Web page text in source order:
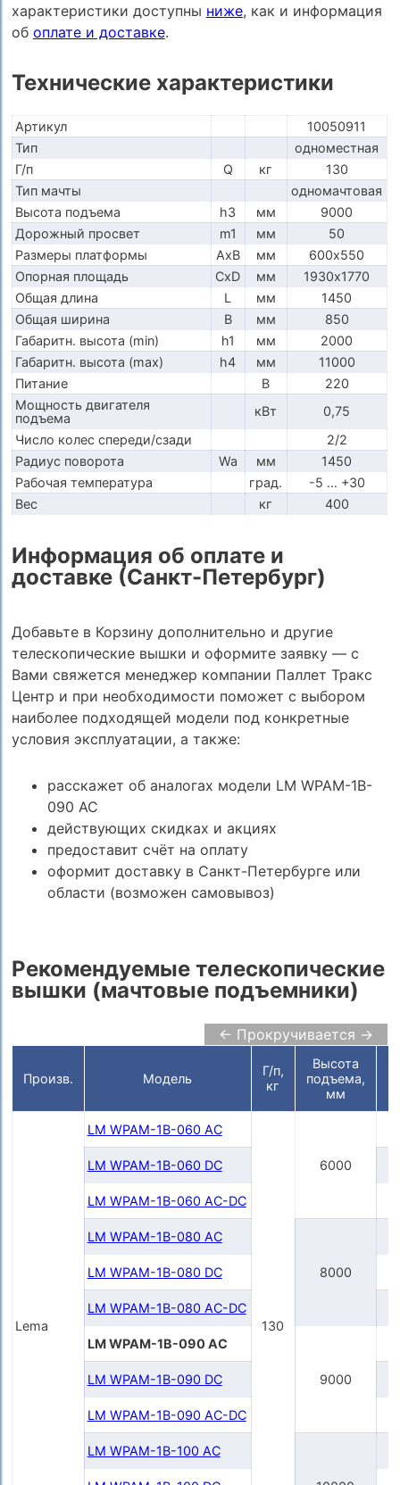
характеристики доступны ниже, как и информация
об оплате и доставке.
Технические характеристики
Артикул
10050911
Тип
одноместная
Г/п
Q кг
130
Тип мачты
одномачтовая
Высота подъема
h3 мм
9000
Дорожный просвет
m1 мм
50
Размеры платформы
AxB мм
600х550
Опорная площадь
CxD мм
1930х1770
Общая длина
L мм
1450
Общая ширина
B мм
850
Габаритн. высота (min)
h1 мм
2000
Габаритн. высота (max)
h4 мм
11000
Питание
В
220
Мощность двигателя
подъема
кВт
0,75
Число колес спереди/сзади
2/2
Радиус поворота
Wa мм
1450
Рабочая температура
град.
-5 … +30
Вес
кг 400
Информация об оплате и
доставке (Санкт-Петербург)
Добавьте в Корзину дополнительно и другие
телескопические вышки и оформите заявку — с
Вами свяжется менеджер компании Паллет Тракс
Центр и при необходимости поможет с выбором
наиболее подходящей модели под конкретные
условия эксплуатации, а также:
расскажет об аналогах модели LM WPAM-1B-
090 AC
действующих скидках и акциях
предоставит счёт на оплату
оформит доставку в Санкт-Петербурге или
области (возможен самовывоз)
Рекомендуемые телескопические
вышки (мачтовые подъемники)
← Прокручивается →
Произв. Модель
Г/п,
кг
Высота
подъема,
мм
Lema
LM WPAM-1B-060 AC
130
6000
LM WPAM-1B-060 DC
LM WPAM-1B-060 AC-DC
LM WPAM-1B-080 AC
8000
LM WPAM-1B-080 DC
LM WPAM-1B-080 AC-DC
LM WPAM-1B-090 AC
9000
LM WPAM-1B-090 DC
LM WPAM-1B-090 AC-DC
LM WPAM-1B-100 AC